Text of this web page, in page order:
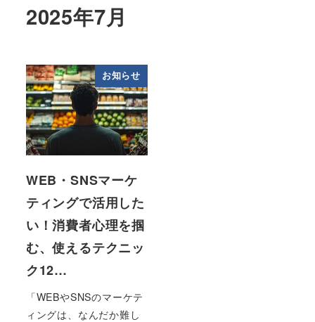
2025年7月
お知らせ
WEB・SNSマーケ
ティングで活用した
い！消費者心理を掴
む、使えるテクニッ
ク12…
「WEBやSNSのマーケテ
ィングは、なんだか難し